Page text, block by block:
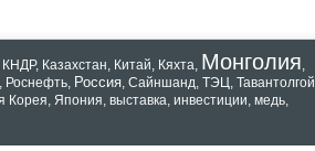
КНДР, Казахстан, Китай, Кяхта, Монголия,
, Роснефть, Россия, Сайншанд, ТЭЦ, Тавантолгой
Корея, Япония, выставка, инвестиции, медь,